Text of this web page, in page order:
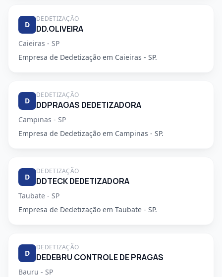
D
DEDETIZAÇÃO
DD.OLIVEIRA
Caieiras - SP
Empresa de Dedetização em Caieiras - SP.
D
DEDETIZAÇÃO
DDPRAGAS DEDETIZADORA
Campinas - SP
Empresa de Dedetização em Campinas - SP.
D
DEDETIZAÇÃO
DDTECK DEDETIZADORA
Taubate - SP
Empresa de Dedetização em Taubate - SP.
D
DEDETIZAÇÃO
DEDEBRU CONTROLE DE PRAGAS
Bauru - SP